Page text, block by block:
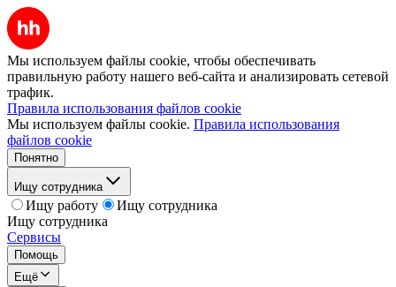
Мы используем файлы cookie, чтобы обеспечивать
правильную работу нашего веб-сайта и анализировать сетевой
трафик.
Правила использования файлов cookie
Мы используем файлы cookie. Правила использования
файлов cookie
Понятно
Ищу сотрудника
Ищу работу
Ищу сотрудника
Ищу сотрудника
Сервисы
Помощь
Ещё